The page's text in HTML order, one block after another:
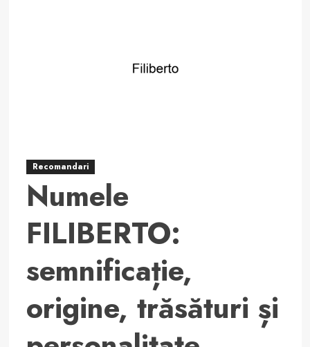
Recomandari
Numele
FILIBERTO:
semnificație,
origine, trăsături și